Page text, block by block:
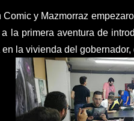
y Mazmorraz
la primera aventura de
la vivienda del